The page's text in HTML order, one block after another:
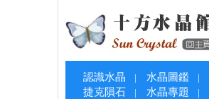
認識水晶 | 水晶圖鑑 |
捷克隕石 | 水晶專題 |